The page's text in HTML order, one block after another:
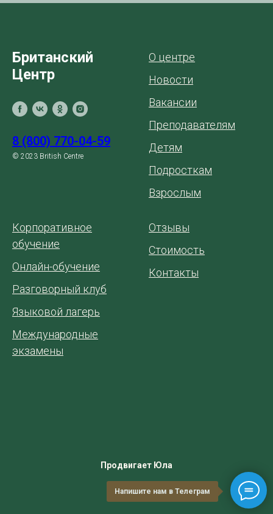
Британский
Центр
8 (800) 770-04-59
© 2023 British Centre
О центре
Новости
Вакансии
Преподавателям
Детям
Подросткам
Взрослым
Корпоративное
обучение
Онлайн-обучение
Разговорный клуб
Языковой лагерь
Международные
экзамены
Отзывы
Стоимость
Контакты
Продвигает Юла
Напишите нам в Телеграм